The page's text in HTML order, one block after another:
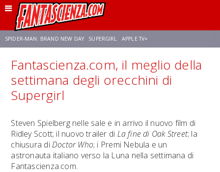
SPIDER-MAN: BRAND NEW DAY SUPERGIRL APPLE TV+
FRANCO RICCIARDIELLO ZENDAYA STAR TREK AVENGERS: DOOMSDAY
SADIE SINK
Fantascienza.com, il meglio della
settimana degli orecchini di
Supergirl
Steven Spielberg nelle sale e in arrivo il nuovo film di
Ridley Scott; il nuovo trailer di La fine di Oak Street; la
chiusura diDoctor Who; i Premi Nebula e un
astronauta italiano verso la Luna nella settimana di
Fantascienza.com.